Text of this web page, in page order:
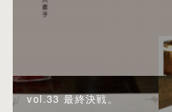
vol.33 最終決戦。